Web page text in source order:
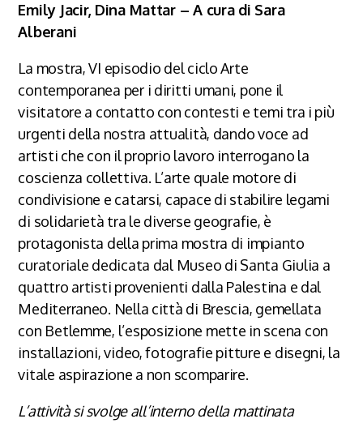
Emily Jacir, Dina Mattar – A cura di Sara
Alberani
La mostra, VI episodio del ciclo Arte
contemporanea per i diritti umani, pone il
visitatore a contatto con contesti e temi tra i più
urgenti della nostra attualità, dando voce ad
artisti che con il proprio lavoro interrogano la
coscienza collettiva. L’arte quale motore di
condivisione e catarsi, capace di stabilire legami
di solidarietà tra le diverse geografie, è
protagonista della prima mostra di impianto
curatoriale dedicata dal Museo di Santa Giulia a
quattro artisti provenienti dalla Palestina e dal
Mediterraneo. Nella città di Brescia, gemellata
con Betlemme, l’esposizione mette in scena con
installazioni, video, fotografie pitture e disegni, la
vitale aspirazione a non scomparire.
L’attività si svolge all’interno della mattinata